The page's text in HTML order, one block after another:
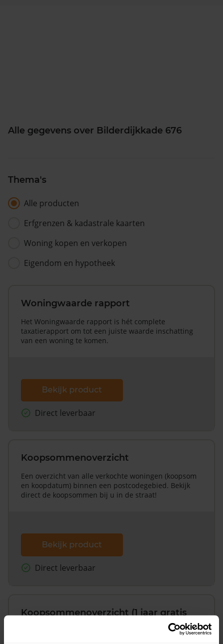
Alle gegevens over Bilderdijkkade 676
Thema's
Alle producten
Erfgrenzen & kadastrale kaarten
Woning kopen en verkopen
Eigendom en hypotheek
Woningwaarde rapport
Het Woningwaarde rapport is hét complete
taxatierapport om tot een juiste waarde inschatting
van een woning te komen.
Bekijk product
Direct leverbaar
Koopsommenoverzicht
Een overzicht van alle verkochte woningen (koopsom
en koopdatum) binnen een postcodegebied. Bekijk
direct de koopsommen bij u in de straat!
Bekijk product
Direct leverbaar
Koopsommenoverzicht (1 jaar gratis